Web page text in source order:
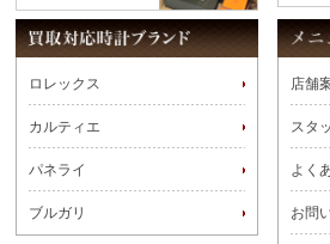
ロレックス
カルティエ
パネライ
ブルガリ
店舗
スタ
よく
お問